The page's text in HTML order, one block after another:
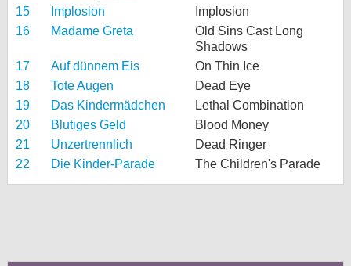
15
Implosion
Implosion
16
Madame Greta
Old Sins Cast Long
Shadows
17
Auf dünnem Eis
On Thin Ice
18
Tote Augen
Dead Eye
19
Das Kindermädchen
Lethal Combination
20
Blutiges Geld
Blood Money
21
Unzertrennlich
Dead Ringer
22
Die Kinder-Parade The Children's Parade